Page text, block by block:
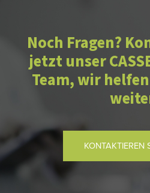
Noch Fragen?
jetzt unser
Team, wir
KONTAKTIEREN